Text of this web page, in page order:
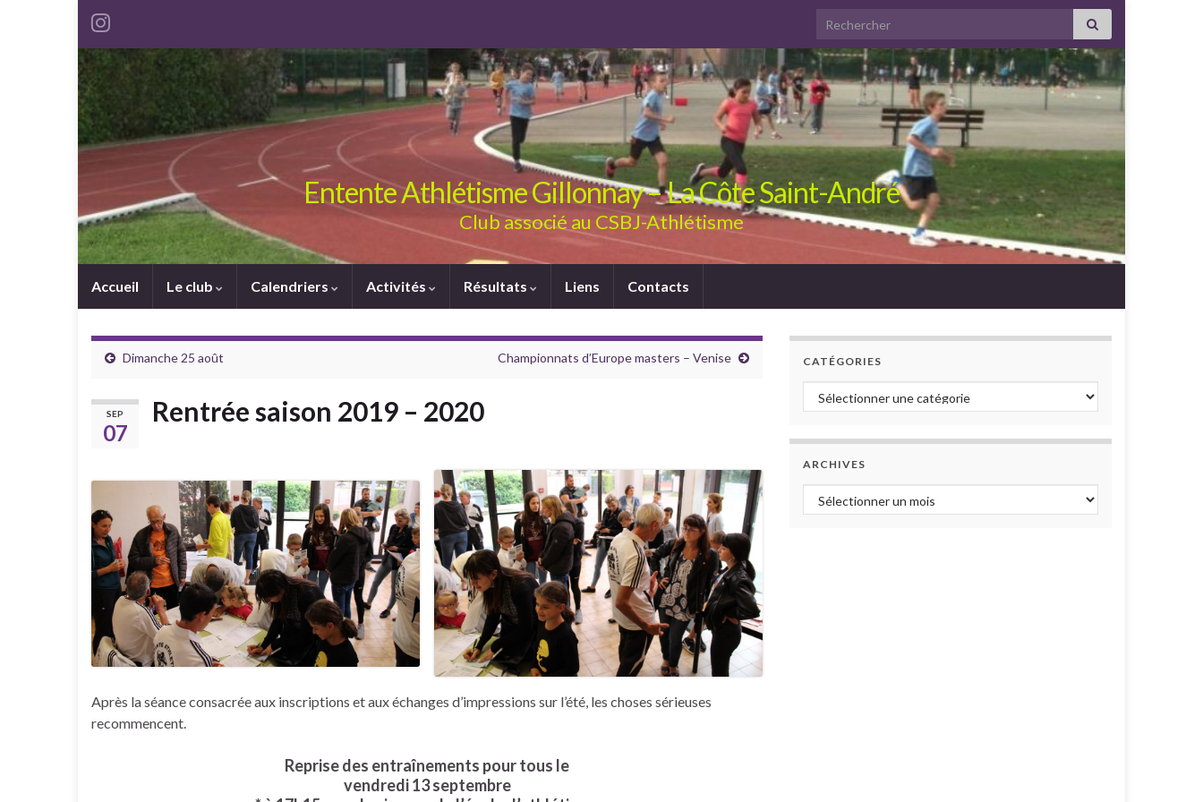
Search for:
Entente Athlétisme Gillonnay – La Côte Saint-André
Club associé au CSBJ-Athlétisme
Accueil Le club Calendriers Activités Résultats Liens Contacts
Dimanche 25 août Championnats d’Europe masters – Venise
SEP
07
Rentrée saison 2019 – 2020
Après la séance consacrée aux inscriptions et aux échanges d’impressions sur l’été, les choses sérieuses
recommencent.
Reprise des entraînements pour tous le
vendredi 13 septembre
CATÉGORIES
Catégories
ARCHIVES
Archives